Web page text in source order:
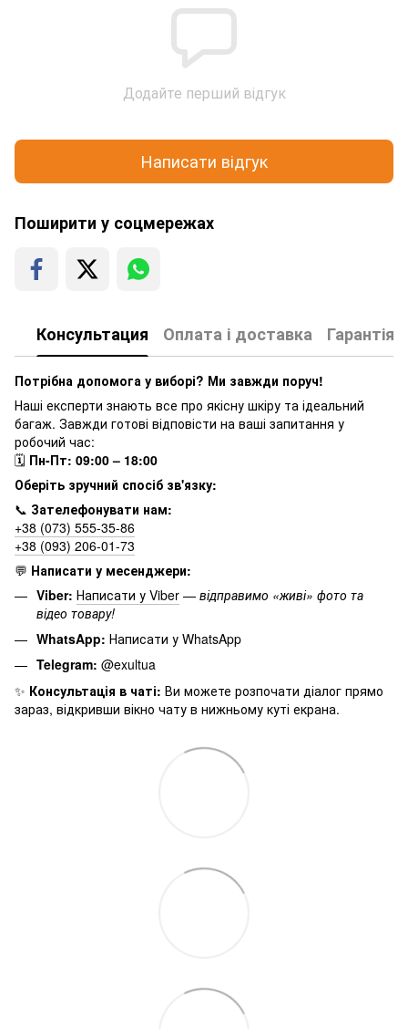
Додайте перший відгук
Написати відгук
Поширити у соцмережах
Консультация Оплата і доставка Гарантія
Потрібна допомога у виборі? Ми завжди поруч!
Наші експерти знають все про якісну шкіру та ідеальний
багаж. Завжди готові відповісти на ваші запитання у
робочий час:
🗓 Пн-Пт: 09:00 – 18:00
Оберіть зручний спосіб зв'язку:
📞 Зателефонувати нам:
+38 (073) 555-35-86
+38 (093) 206-01-73
💬 Написати у месенджери:
Viber: Написати у Viber — відправимо «живі» фото та
відео товару!
WhatsApp: Написати у WhatsApp
Telegram: @exultua
✨ Консультація в чаті: Ви можете розпочати діалог прямо
зараз, відкривши вікно чату в нижньому куті екрана.